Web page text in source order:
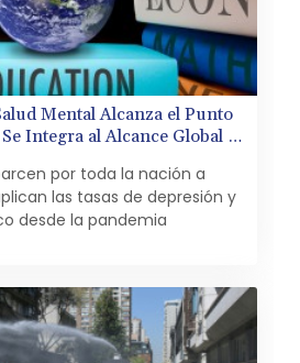
Mental Alcanza el Punto
Integra al Alcance Global de
por toda la nación a
las tasas de depresión y
desde la pandemia